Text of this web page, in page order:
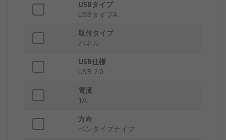
USBタイプ
USBタイプA
取付タイプ
パネル
USB仕様
USB 2.0
電流
1A
方向
ペンタイプナイフ